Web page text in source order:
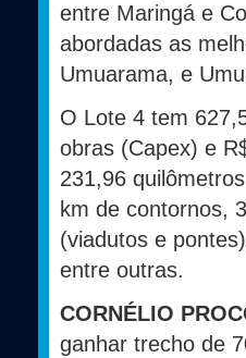
entre Maringá e
abordadas as
Umuarama, e
O Lote 4 tem
obras (Capex) e
231,96
km de contornos,
(viadutos e
entre outras.
CORNÉLIO
ganhar trecho de